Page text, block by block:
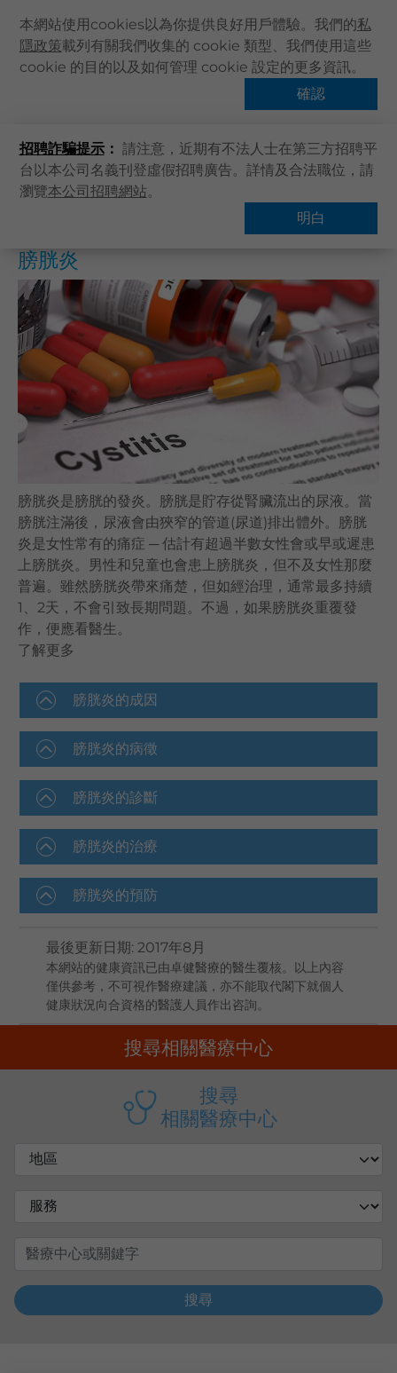
本網站使用cookies以為你提供良好用戶體驗。我們的私
隱政策載列有關我們收集的 cookie 類型、我們使用這些
cookie 的目的以及如何管理 cookie 設定的更多資訊。
確認
招聘詐騙提示： 請注意，近期有不法人士在第三方招聘平
台以本公司名義刊登虛假招聘廣告。詳情及合法職位，請
瀏覽本公司招聘網站。
明白
主頁
卓健服務
卓健手機App
最新資訊
聯絡我們
搜尋醫療服務
登記 / 登入
立即預約
語言
卓健eShop
主頁 健康資訊 健康專題 膀胱炎
常見問題
膀胱炎
膀胱炎是膀胱的發炎。膀胱是貯存從腎臟流出的尿液。當
膀胱注滿後，尿液會由狹窄的管道(尿道)排出體外。膀胱
炎是女性常有的痛症 ─ 估計有超過半數女性會或早或遲患
上膀胱炎。男性和兒童也會患上膀胱炎，但不及女性那麼
普遍。雖然膀胱炎帶來痛楚，但如經治理，通常最多持續
1、2天，不會引致長期問題。不過，如果膀胱炎重覆發
作，便應看醫生。
了解更多
膀胱炎的成因
膀胱炎的病徵
膀胱炎的診斷
膀胱炎的治療
膀胱炎的預防
最後更新日期: 2017年8月
本網站的健康資訊已由卓健醫療的醫生覆核。以上內容
僅供參考，不可視作醫療建議，亦不能取代閣下就個人
健康狀況向合資格的醫護人員作出咨詢。
搜尋相關醫療中心
搜尋
相關醫療中心
搜尋